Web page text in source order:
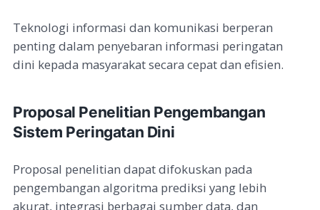
Teknologi informasi dan komunikasi berperan
penting dalam penyebaran informasi peringatan
dini kepada masyarakat secara cepat dan efisien.
Proposal Penelitian Pengembangan
Sistem Peringatan Dini
Proposal penelitian dapat difokuskan pada
pengembangan algoritma prediksi yang lebih
akurat, integrasi berbagai sumber data, dan